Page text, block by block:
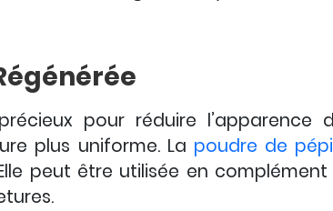
pour réduire l’apparence
plus uniforme. La poudre de
peut être utilisée en complément